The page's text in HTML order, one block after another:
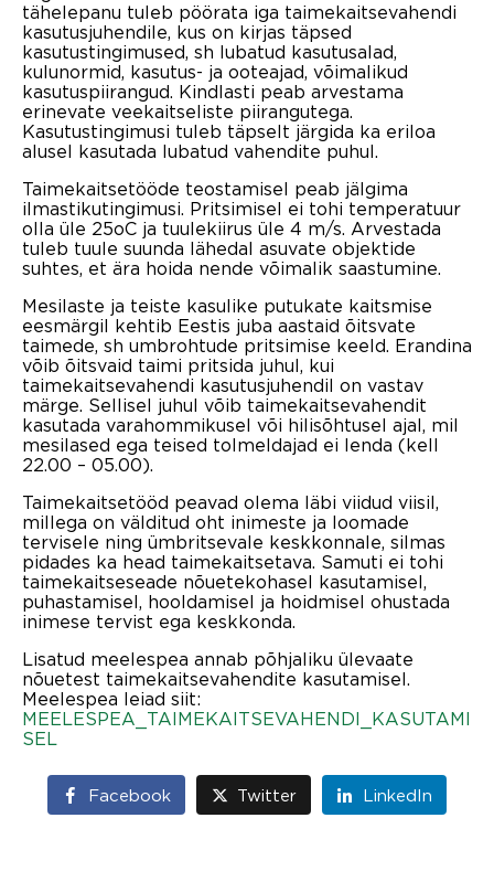
tähelepanu tuleb pöörata iga taimekaitsevahendi
kasutusjuhendile, kus on kirjas täpsed
kasutustingimused, sh lubatud kasutusalad,
kulunormid, kasutus- ja ooteajad, võimalikud
kasutuspiirangud. Kindlasti peab arvestama
erinevate veekaitseliste piirangutega.
Kasutustingimusi tuleb täpselt järgida ka eriloa
alusel kasutada lubatud vahendite puhul.
Taimekaitsetööde teostamisel peab jälgima
ilmastikutingimusi. Pritsimisel ei tohi temperatuur
olla üle 25oC ja tuulekiirus üle 4 m/s. Arvestada
tuleb tuule suunda lähedal asuvate objektide
suhtes, et ära hoida nende võimalik saastumine.
Mesilaste ja teiste kasulike putukate kaitsmise
eesmärgil kehtib Eestis juba aastaid õitsvate
taimede, sh umbrohtude pritsimise keeld. Erandina
võib õitsvaid taimi pritsida juhul, kui
taimekaitsevahendi kasutusjuhendil on vastav
märge. Sellisel juhul võib taimekaitsevahendit
kasutada varahommikusel või hilisõhtusel ajal, mil
mesilased ega teised tolmeldajad ei lenda (kell
22.00 – 05.00).
Taimekaitsetööd peavad olema läbi viidud viisil,
millega on välditud oht inimeste ja loomade
tervisele ning ümbritsevale keskkonnale, silmas
pidades ka head taimekaitsetava. Samuti ei tohi
taimekaitseseade nõuetekohasel kasutamisel,
puhastamisel, hooldamisel ja hoidmisel ohustada
inimese tervist ega keskkonda.
Lisatud meelespea annab põhjaliku ülevaate
nõuetest taimekaitsevahendite kasutamisel.
Meelespea leiad siit:
MEELESPEA_TAIMEKAITSEVAHENDI_KASUTAMI
SEL
Facebook Twitter LinkedIn